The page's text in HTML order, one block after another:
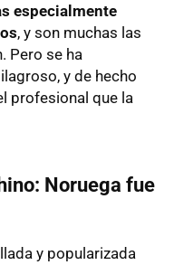
especialmente
, y son muchas las
Pero se ha
y de hecho
profesional que la
Noruega fue
y popularizada